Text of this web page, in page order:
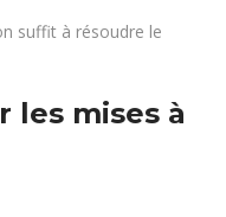
suffit à résoudre le
les mises à